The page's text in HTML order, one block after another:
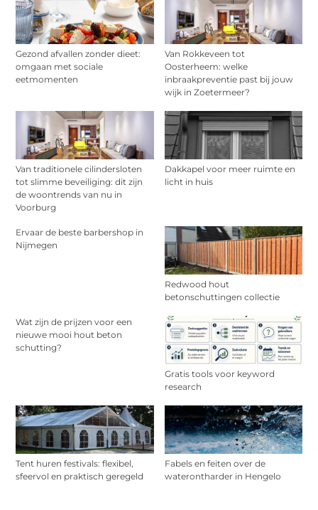
Gezond afvallen zonder dieet:
omgaan met sociale
eetmomenten
Van Rokkeveen tot
Oosterheem: welke
inbraakpreventie past bij jouw
wijk in Zoetermeer?
Van traditionele cilindersloten
tot slimme beveiliging: dit zijn
de woontrends van nu in
Voorburg
Dakkapel voor meer ruimte en
licht in huis
Ervaar de beste barbershop in
Nijmegen
Redwood hout
betonschuttingen collectie
Wat zijn de prijzen voor een
nieuwe mooi hout beton
schutting?
Gratis tools voor keyword
research
Tent huren festivals: flexibel,
sfeervol en praktisch geregeld
Fabels en feiten over de
waterontharder in Hengelo